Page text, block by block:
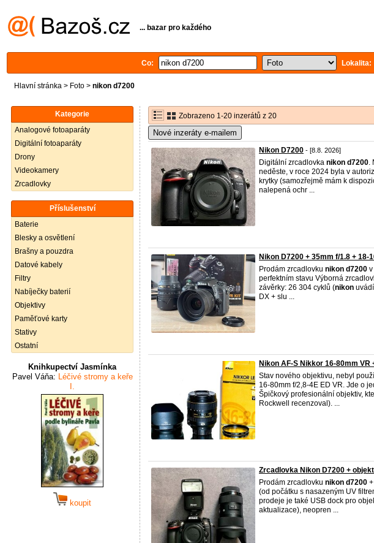
... bazar pro každého
Co: Lokalita:
Hlavní stránka > Foto > nikon d7200
Kategorie
Analogové fotoaparáty
Digitální fotoaparáty
Drony
Videokamery
Zrcadlovky
Příslušenství
Baterie
Blesky a osvětlení
Brašny a pouzdra
Datové kabely
Filtry
Nabíječky baterií
Objektivy
Paměťové karty
Stativy
Ostatní
Knihkupectví Jasmínka
Pavel Váňa: Léčivé stromy a keře
I.
koupit
Zobrazeno 1-20 inzerátů z 20
Nové inzeráty e-mailem
Nikon D7200 - [8.8. 2026]
Digitální zrcadlovka nikon d7200.
neděste, v roce 2024 byla v
krytky (samozřejmě mám k
nalepená ochr ...
Nikon D7200 + 35mm f/1.8 + 18-
Prodám zrcadlovku nikon d7200
perfektním stavu Výborná
závěrky: 26 304 cyklů (nikon
DX + slu ...
Nikon AF-S Nikkor 16-80mm VR
Stav nového objektivu, nebyl
16-80mm f/2,8-4E ED VR. Jde o
Špičkový profesionální objektiv,
Rockwell recenzoval). ...
Zrcadlovka Nikon D7200 +
Prodám zrcadlovku nikon d7200
(od počátku s nasazeným UV
prodeje je také USB dock pro
aktualizace), neopren ...